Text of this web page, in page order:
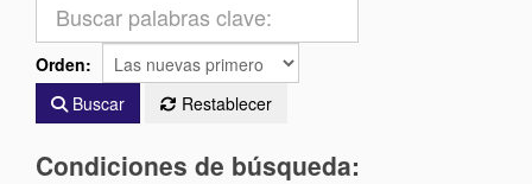
Orden:
Buscar
Restablecer
Condiciones de búsqueda: